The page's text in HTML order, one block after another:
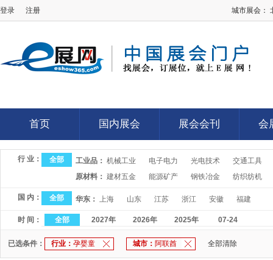
登录 注册 城市展会：
首页
首页
国内展会
国内展会
展会会刊
展会会刊
会
会
行 业： 全部 工业品： 机械工业 电子电力 光电技术
交通工具
原材料： 建材五金 能源矿产 钢铁冶金 纺织纺机
国 内： 全部 华东： 上海 山东 江苏 浙江 安徽 福建
时 间： 全部 2027年 2026年 2025年 07-24
已选条件： 行业： 孕婴童 城市： 阿联酋 全部清除